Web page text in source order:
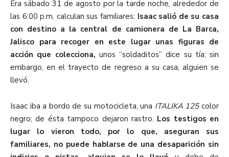
Era sábado 31 de agosto por la tarde noche, alrededor de
las 6:00 p.m. calculan sus familiares; Isaac salió de su casa
con destino a la central de camionera de La Barca,
Jalisco para recoger en este lugar unas figuras de
acción que colecciona, unos “soldaditos” dice su tía; sin
embargo, en el trayecto de regreso a su casa, alguien se
llevó.
Isaac iba a bordo de su motocicleta, una ITALIKA 125color
negro; de ésta tampoco dejaron rastro. Los testigos en
lugar lo vieron todo, por lo que, aseguran sus
familiares, no puede hablarse de una desaparición sin